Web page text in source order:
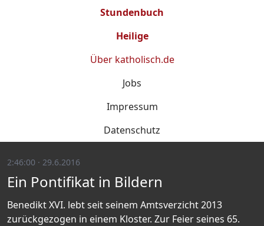
Stundenbuch
Heilige
Über katholisch.de
Jobs
Impressum
Datenschutz
2:46:00 · 29.6.2016
Ein Pontifikat in Bildern
Benedikt XVI. lebt seit seinem Amtsverzicht 2013
zurückgezogen in einem Kloster. Zur Feier seines 65.